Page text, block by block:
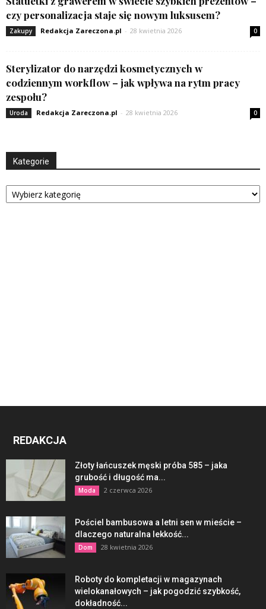
czy personalizacja staje się nowym luksusem?
Zakupy Redakcja Zareczona.pl - 28 kwietnia 2026 0
Sterylizator do narzędzi kosmetycznych w
codziennym workflow – jak wpływa na rytm pracy
zespołu?
Uroda Redakcja Zareczona.pl - 28 kwietnia 2026 0
Kategorie
Kategorie
REDAKCJA
Złoty łańcuszek męski próba 585 – jaka
grubość i długość ma...
Moda 2 czerwca 2026
Pościel bambusowa a letni sen w mieście –
dlaczego naturalna lekkość...
Dom 28 kwietnia 2026
Roboty do kompletacji w magazynach
wielokanałowych – jak pogodzić szybkość,
dokładność...